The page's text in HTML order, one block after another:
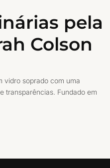
pela
Colson
vidro soprado com uma
transparências. Fundado em